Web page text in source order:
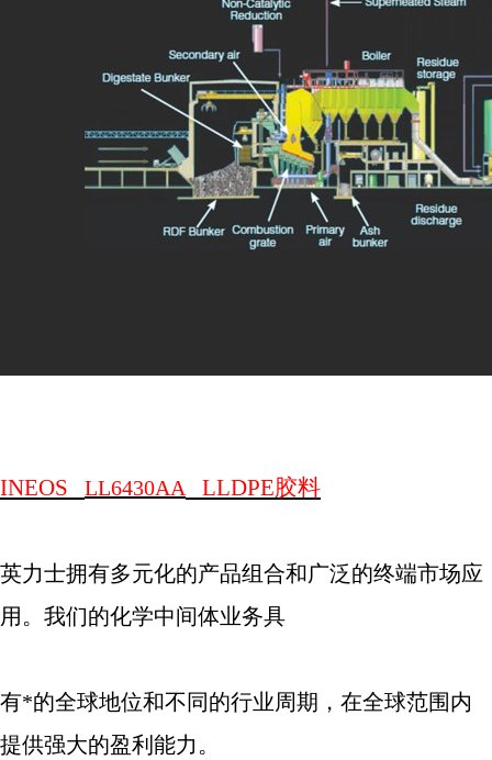
INEOS LL6430AA LLDPE胶料
英力士拥有多元化的产品组合和广泛的终端市场应
用。我们的化学中间体业务具
有*的全球地位和不同的行业周期，在全球范围内
提供强大的盈利能力。